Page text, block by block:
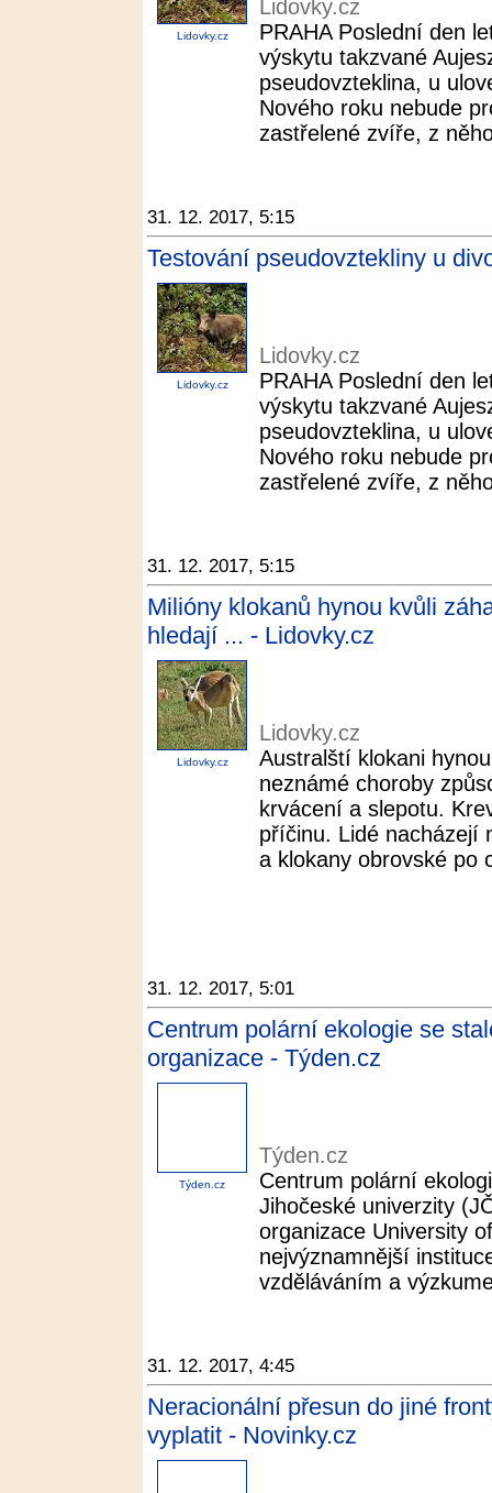
Lidovky.cz
Lidovky.cz
PRAHA Poslední den
výskytu takzvané
pseudovzteklina, u
Nového roku nebude
zastřelené zvíře, z
31. 12. 2017, 5:15
Testování pseudovztekliny u
Lidovky.cz
Lidovky.cz
PRAHA Poslední den
výskytu takzvané
pseudovzteklina, u
Nového roku nebude
zastřelené zvíře, z
31. 12. 2017, 5:15
Milióny klokanů hynou kvůli
hledají ... - Lidovky.cz
Lidovky.cz
Lidovky.cz
Australští klokani
neznámé choroby
krvácení a slepotu.
příčinu. Lidé nacházejí
a klokany obrovské po
31. 12. 2017, 5:01
Centrum polární ekologie se
organizace - Týden.cz
Týden.cz
Týden.cz
Centrum polární
Jihočeské univerzity
organizace University
nejvýznamnější
vzděláváním a
31. 12. 2017, 4:45
Neracionální přesun do jiné
vyplatit - Novinky.cz